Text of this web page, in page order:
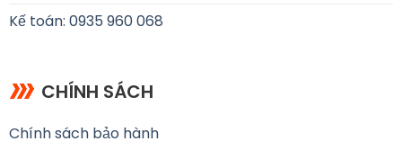
Kế toán: 0935 960 068
CHÍNH SÁCH
Chính sách bảo hành